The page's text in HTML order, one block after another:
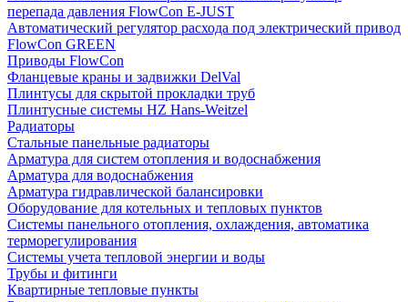
перепада давления FlowСon E-JUST
Автоматический регулятор расхода под электрический привод
FlowСon GREEN
Приводы FlowCon
Фланцевые краны и задвижки DelVal
Плинтусы для скрытой прокладки труб
Плинтусные системы HZ Hans-Weitzel
Радиаторы
Стальные панельные радиаторы
Арматура для систем отопления и водоснабжения
Арматура для водоснабжения
Арматура гидравлической балансировки
Оборудование для котельных и тепловых пунктов
Системы панельного отопления, охлаждения, автоматика
терморегулирования
Системы учета тепловой энергии и воды
Трубы и фитинги
Квартирные тепловые пункты